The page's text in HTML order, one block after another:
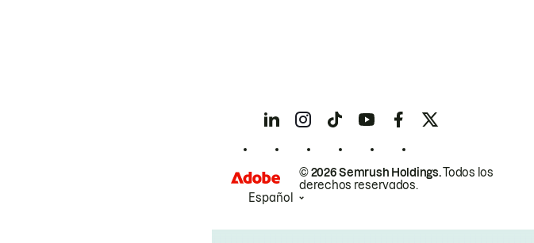
© 2026 Semrush Holdings.Todos los
derechos reservados.
Español